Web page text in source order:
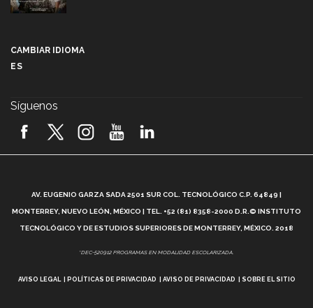
2026! (video)
¿Cómo es el Modelo Educativo Tec? (video)
Vida Tec: Feminismo e Inteligencia Artificial, Paola
CAMBIAR IDIOMA
ES
Síguenos
AV. EUGENIO GARZA SADA 2501 SUR COL. TECNOLÓGICO C.P. 64849 |
MONTERREY, NUEVO LEÓN, MÉXICO | TEL. +52 (81) 8358-2000 D.R.© INSTITUTO
TECNOLÓGICO Y DE ESTUDIOS SUPERIORES DE MONTERREY, MÉXICO. 2018
*DEC-520912 PROGRAMAS EN MODALIDAD ESCOLARIZADA.
AVISO LEGAL POLÍTICAS DE PRIVACIDAD AVISO DE PRIVACIDAD SOBRE EL SITIO